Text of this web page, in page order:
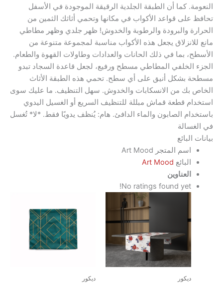
كما أن الطبقة الجلدية الرقيقة الموجودة في الأسفل
قواعد الأكواب في مكانها وتحمي أثاثك الثمين من
والبرودة والرطوبة والخدوش! ظهر جلدي وظهر مطاطي
يجعل هذه الأكواب مناسبة لمجموعة متنوعة من
بما في ذلك الحانات والعدادات وطاولات القهوة والطعام.
المطاطي مسطح ورفيع، لجعل قاعدة السجاد تبدو
أنيق على أي سطح. تحمي هذه الطبقة الأثاث
من الانسكابات والخدوش. سهل التنظيف. ما عليك سوى
قطعة قماش مبللة للتنظيف السريع أو الغسيل اليدوي
الصابون والماء الدافئ. هام: يُنظف يدويًا فقط. *لا* تُغسل
اسم المتجر Art Mood
Art Mood
العناوين
No ratings found yet!